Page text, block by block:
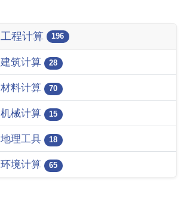
工程计算 196
建筑计算 28
材料计算 70
机械计算 15
地理工具 18
环境计算 65